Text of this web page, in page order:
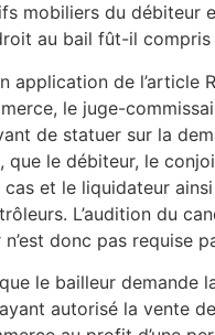
mobiliers du débiteur
au bail fût-il compris
application de l’article
le juge-
de statuer sur la
que le débiteur, le
et le liquidateur
L’audition du
donc pas requise
que le bailleur demande
autorisé la vente